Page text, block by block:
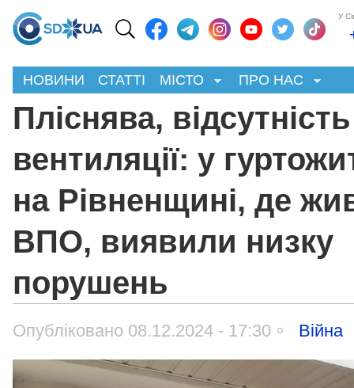
У
НОВИНИ СТАТТІ МІСТО ПРО НАС
Пліснява, відсутність
вентиляції: у
на Рівненщині, де
ВПО, виявили низку
порушень
Опубліковано 08.12.2024 - 17:30 Війна